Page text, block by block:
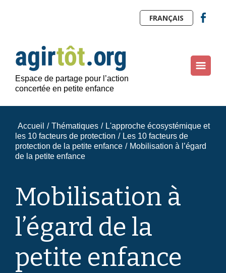
Espace de partage pour l’action
concertée en petite enfance
FRANÇAIS
Accueil / Thématiques / L'approche écosystémique et
les 10 facteurs de protection / Les 10 facteurs de
protection de la petite enfance / ​Mobilisation à l’égard
de la petite enfance
​Mobilisation à
l’égard de la
petite enfance